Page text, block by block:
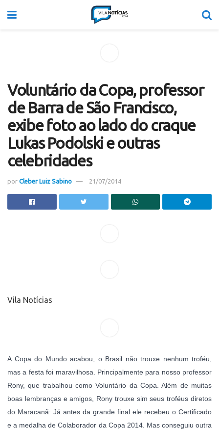
Voluntário da Copa, professor
de Barra de São Francisco,
exibe foto ao lado do craque
Lukas Podolski e outras
celebridades
por Cleber Luiz Sabino 21/07/2014
Vila Notícias
A Copa do Mundo acabou, o Brasil não trouxe nenhum troféu,
mas a festa foi maravilhosa. Principalmente para nosso professor
Rony, que trabalhou como Voluntário da Copa. Além de muitas
boas lembranças e amigos, Rony trouxe sim seus troféus diretos
do Maracanã: Já antes da grande final ele recebeu o Certificado
e a medalha de Colaborador da Copa 2014. Mas conseguiu outra